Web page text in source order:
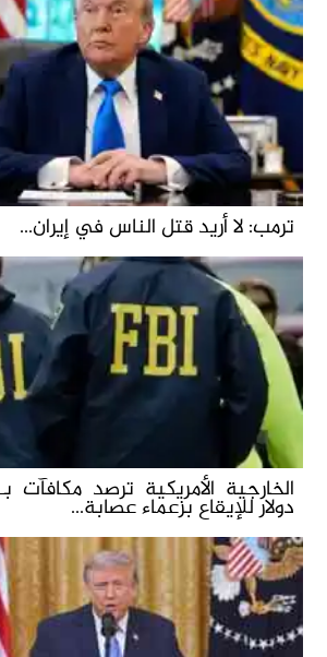
ترمب: لا أريد قتل الناس في إيران...
دولار للإيقاع بزعماء عصابة...